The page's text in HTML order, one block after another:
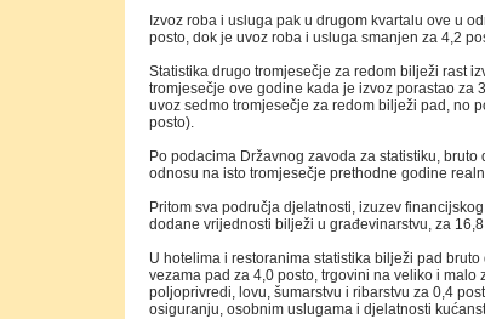
Izvoz roba i usluga pak u drugom kvartalu ove u
posto, dok je uvoz roba i usluga smanjen za 4,2
Statistika drugo tromjesečje za redom bilježi rast
tromjesečje ove godine kada je izvoz porastao za
uvoz sedmo tromjesečje za redom bilježi pad, no
posto).
Po podacima Državnog zavoda za statistiku,
odnosu na isto tromjesečje prethodne godine
Pritom sva područja djelatnosti, izuzev
dodane vrijednosti bilježi u građevinarstvu, za
U hotelima i restoranima statistika bilježi pad
vezama pad za 4,0 posto, trgovini na veliko i
poljoprivredi, lovu, šumarstvu i ribarstvu za 0,4
osiguranju, osobnim uslugama i djelatnosti